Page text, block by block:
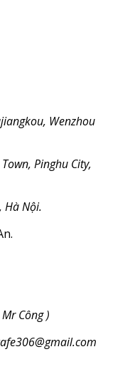
Wenzhou
Pinghu City,
Hà Nội.
Công )